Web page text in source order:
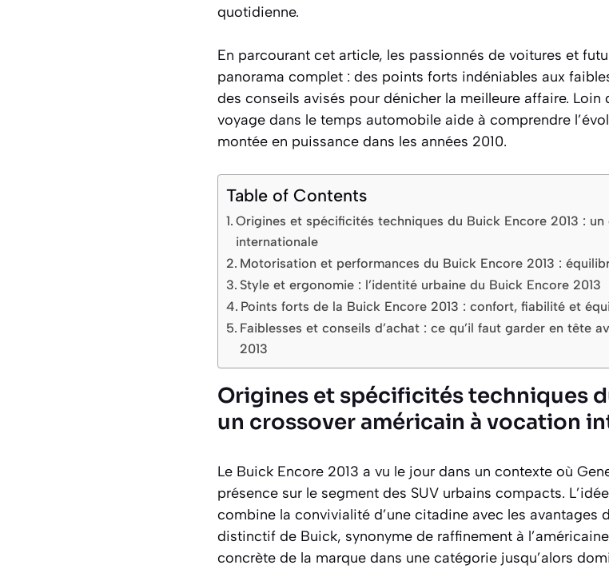
quotidienne.
En parcourant cet article, les passionnés de voitures et
panorama complet : des points forts indéniables aux
des conseils avisés pour dénicher la meilleure affaire.
voyage dans le temps automobile aide à comprendre
montée en puissance dans les années 2010.
Table of Contents
Origines et spécificités techniques du Buick Encore 2013 :
internationale
Motorisation et performances du Buick Encore 2013 :
Style et ergonomie : l’identité urbaine du Buick Encore 2013
Points forts de la Buick Encore 2013 : confort, fiabilité et
Faiblesses et conseils d’achat : ce qu’il faut garder en tête
2013
Origines et spécificités techniques
un crossover américain à vocation
Le Buick Encore 2013 a vu le jour dans un contexte où
présence sur le segment des SUV urbains compacts.
combine la convivialité d’une citadine avec les avantages
distinctif de Buick, synonyme de raffinement à
concrète de la marque dans une catégorie jusqu’alors